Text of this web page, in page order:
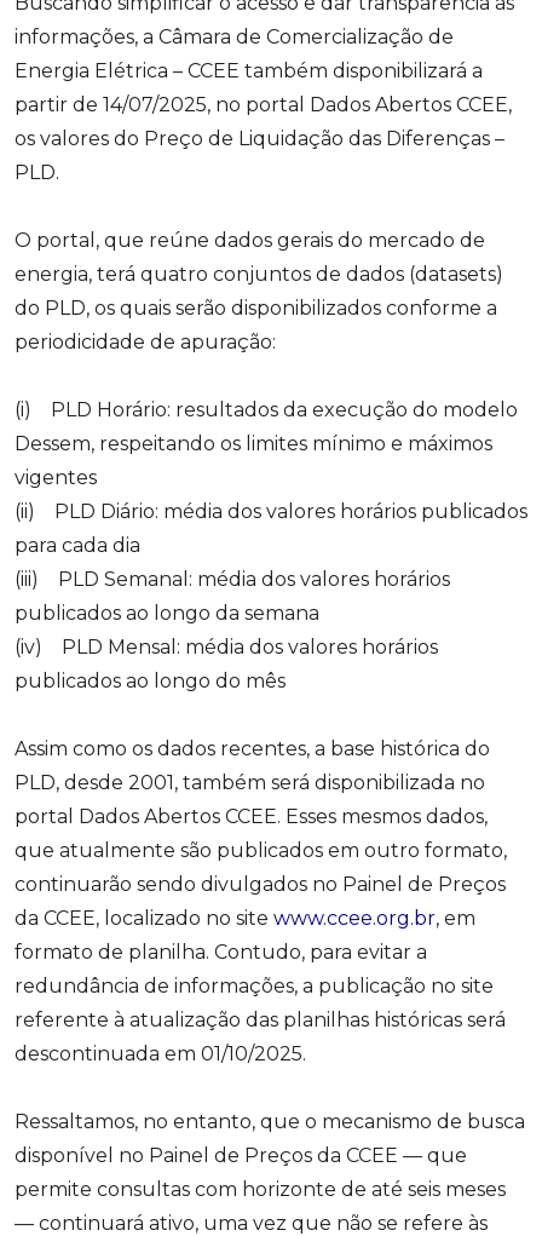
informações, a Câmara de Comercialização de
Energia Elétrica – CCEE também disponibilizará a
partir de 14/07/2025, no portal Dados Abertos CCEE,
os valores do Preço de Liquidação das Diferenças –
PLD.
O portal, que reúne dados gerais do mercado de
energia, terá quatro conjuntos de dados (datasets)
do PLD, os quais serão disponibilizados conforme a
periodicidade de apuração:
(i) PLD Horário: resultados da execução do modelo
Dessem, respeitando os limites mínimo e máximos
vigentes
(ii) PLD Diário: média dos valores horários publicados
para cada dia
(iii) PLD Semanal: média dos valores horários
publicados ao longo da semana
(iv) PLD Mensal: média dos valores horários
publicados ao longo do mês
Assim como os dados recentes, a base histórica do
PLD, desde 2001, também será disponibilizada no
portal Dados Abertos CCEE. Esses mesmos dados,
que atualmente são publicados em outro formato,
continuarão sendo divulgados no Painel de Preços
da CCEE, localizado no site www.ccee.org.br, em
formato de planilha. Contudo, para evitar a
redundância de informações, a publicação no site
referente à atualização das planilhas históricas será
descontinuada em 01/10/2025.
Ressaltamos, no entanto, que o mecanismo de busca
disponível no Painel de Preços da CCEE — que
permite consultas com horizonte de até seis meses
— continuará ativo, uma vez que não se refere às